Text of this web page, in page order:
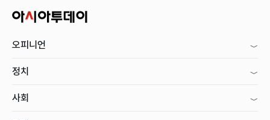
오피니언
정치
사회